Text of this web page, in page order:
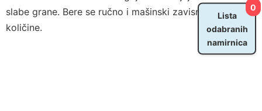
slabe grane. Bere se ručno i mašinski zavisno od
količine.
0
Lista
odabranih
namirnica